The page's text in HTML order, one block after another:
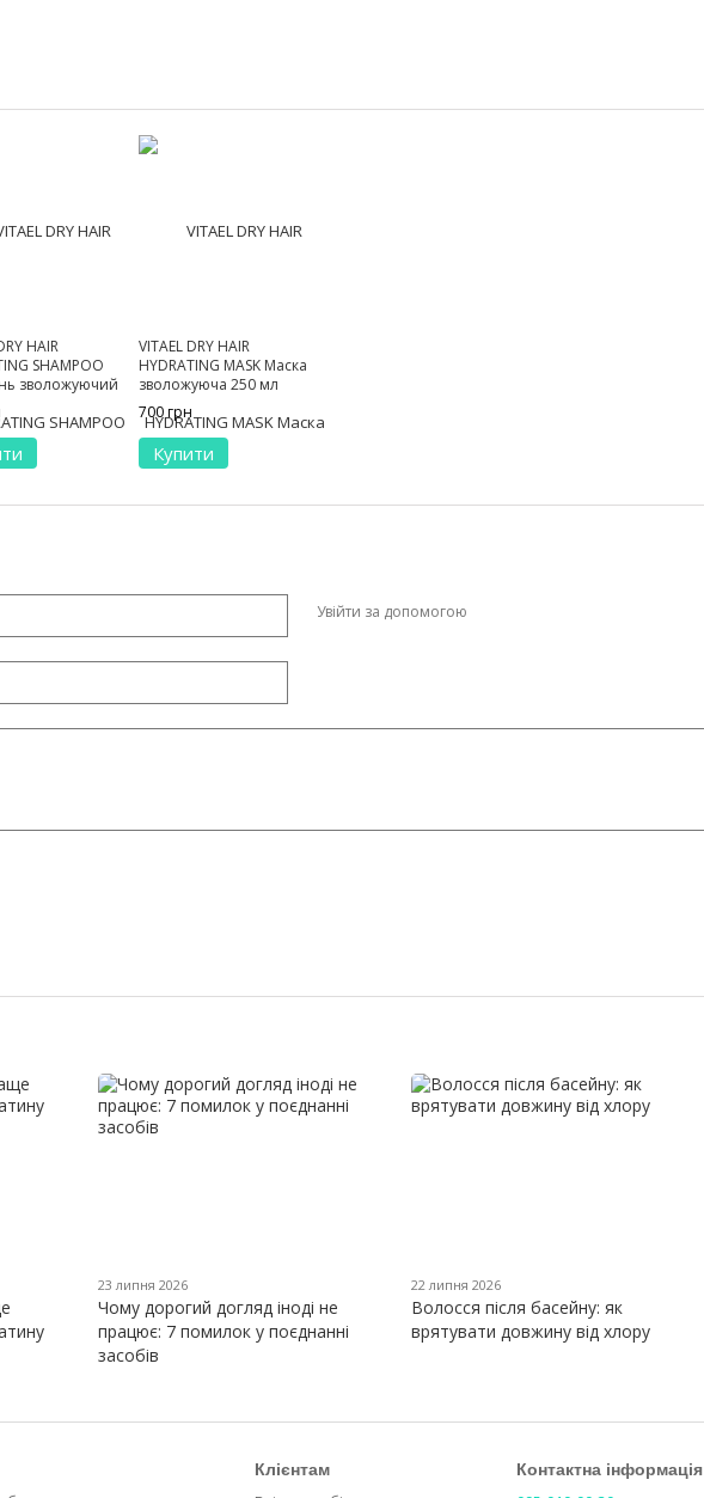
HAIR
SHAMPOO
зволожуючий
VITAEL DRY HAIR
HYDRATING MASK Маска
зволожуюча 250 мл
700 грн
Купити
Увійти за допомогою
23 липня 2026
Чому дорогий догляд іноді не
працює: 7 помилок у поєднанні
засобів
22 липня 2026
Волосся після басейну: як
врятувати довжину від хлору
Клієнтам Контактна інформація